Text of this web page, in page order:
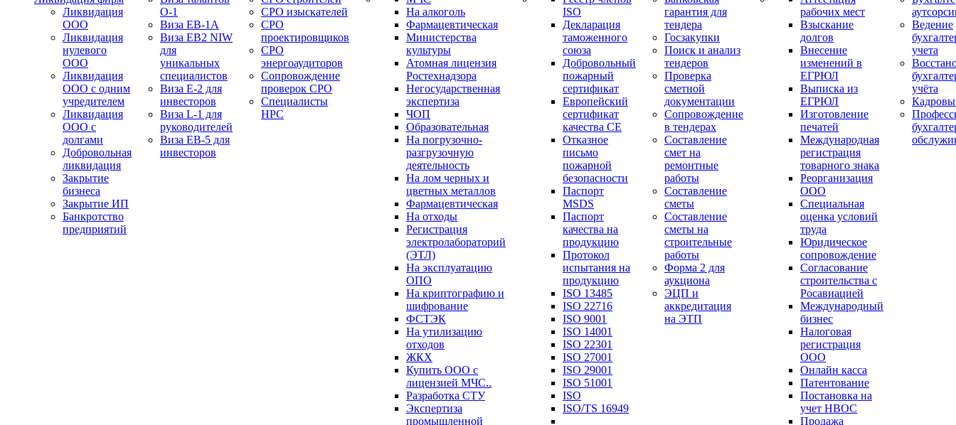
Ликвидация
ООО
Ликвидация
нулевого
ООО
Ликвидация
ООО с одним
учредителем
Ликвидация
ООО с
долгами
Добровольная
ликвидация
Закрытие
бизнеса
Закрытие ИП
Банкротство
предприятий
О-1
Виза EB-1A
Виза EB2 NIW
для
уникальных
специалистов
Виза E-2 для
инвесторов
Виза L-1 для
руководителей
Виза EB-5 для
инвесторов
СРО изыскателей
СРО
проектировщиков
СРО
энергоаудиторов
Сопровождение
проверок СРО
Специалисты
НРС
На алкоголь
Фармацевтическая
Министерства
культуры
Атомная лицензия
Ростехнадзора
Негосударственная
экспертиза
ЧОП
Образовательная
На погрузочно-
разгрузочную
деятельность
На лом черных и
цветных металлов
Фармацевтическая
На отходы
Регистрация
электролабораторий
(ЭТЛ)
На эксплуатацию
ОПО
На криптографию и
шифрование
ФСТЭК
На утилизацию
отходов
ЖКХ
Купить ООО с
лицензией МЧС..
Разработка СТУ
Экспертиза
промышленной
ISO
Декларация
таможенного
союза
Добровольный
пожарный
сертификат
Европейский
сертификат
качества СЕ
Отказное
письмо
пожарной
безопасности
Паспорт
МSDS
Паспорт
качества на
продукцию
Протокол
испытания на
продукцию
ISO 13485
ISO 22716
ISO 9001
ISO 14001
ISO 22301
ISO 27001
ISO 29001
ISO 51001
ISO
ISO/TS 16949
гарантия для
тендера
Госзакупки
Поиск и анализ
тендеров
Проверка
сметной
документации
Сопровождение
в тендерах
Составление
смет на
ремонтные
работы
Составление
сметы
Составление
сметы на
строительные
работы
Форма 2 для
аукциона
ЭЦП и
аккредитация
на ЭТП
рабочих мест
Взыскание
долгов
Внесение
изменений в
ЕГРЮЛ
Выписка из
ЕГРЮЛ
Изготовление
печатей
Международная
регистрация
товарного знака
Реорганизация
ООО
Специальная
оценка условий
труда
Юридическое
сопровождение
Согласование
строительства с
Росавиацией
Международный
бизнес
Налоговая
регистрация
ООО
Онлайн касса
Патентование
Постановка на
учет НВОС
Продажа
Ведение
учета
учёта